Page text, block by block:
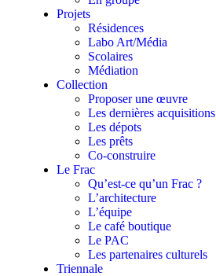
Projets
Résidences
Labo Art/Média
Scolaires
Médiation
Collection
Proposer une œuvre
Les dernières acquisitions
Les dépots
Les prêts
Co-construire
Le Frac
Qu’est-ce qu’un Frac ?
L’architecture
L’équipe
Le café boutique
Le PAC
Les partenaires culturels
Triennale